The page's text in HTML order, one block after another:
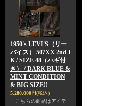
1950's LEVI'S（リー
バイス） 507XX 2nd J
K / SIZE 48（ハギ付
き） / DARK BLUE &
MINT CONDITION
& BIG SIZE!!
5,280,000円(税込)
・こちらの商品はアイテ